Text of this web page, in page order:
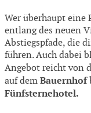
Wer überhaupt eine
entlang des neuen
Abstiegspfade, die
führen. Auch dabei
Angebot reicht von
auf dem Bauernhof
Fünfsternehotel.